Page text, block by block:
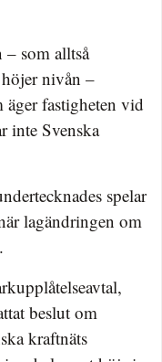
– som alltså
nivån –
fastigheten vid
inte Svenska
spelar
lagändringen om
beslut om
kraftnäts